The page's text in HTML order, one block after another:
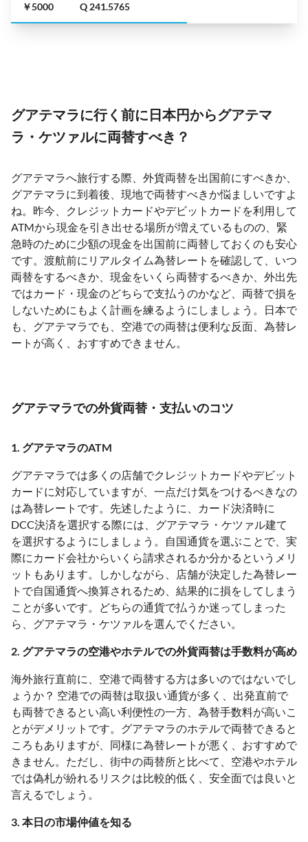
￥5000 Q 241.5765
グアテマラに行く前に日本円からグアテマ
ラ・ケツァルに両替すべき？
グアテマラへ旅行する際、外貨両替を出国前にすべきか、
グアテマラに到着後、現地で両替すべきか悩ましいですよ
ね。昨今、クレジットカードやデビットカードを利用して
ATMから現金を引き出せる場所が増えているものの、緊
急時のために少額の現金を出国前に両替しておくのも安心
です。渡航前にリアルタイム為替レートを確認して、いつ
両替をするべきか、現金をいくら両替するべきか、外出先
ではカード・現金のどちらで支払うのかなど、両替で損を
しないためにもよく計画を練るようにしましょう。日本で
も、グアテマラでも、空港での両替は便利な反面、為替レ
ートが高く、おすすめできません。
グアテマラでの外貨両替・支払いのコツ
1. グアテマラのATM
グアテマラでは多くの店舗でクレジットカードやデビット
カードに対応していますが、一点だけ気をつけるべきなの
は為替レートです。先述したように、カード決済時に
DCC決済を選択する際には、グアテマラ・ケツァル建て
を選択するようにしましょう。自国通貨を選ぶことで、実
際にカード会社からいくら請求されるか分かるというメリ
ットもあります。しかしながら、店舗が決定した為替レー
トで自国通貨へ換算されるため、結果的に損をしてしまう
ことが多いです。どちらの通貨で払うか迷ってしまった
ら、グアテマラ・ケツァルを選んでください。
2. グアテマラの空港やホテルでの外貨両替は手数料が高め
海外旅行直前に、空港で両替する方は多いのではないでし
ょうか？ 空港での両替は取扱い通貨が多く、出発直前で
も両替できるとい高い利便性の一方、為替手数料が高いこ
とがデメリットです。グアテマラのホテルで両替できると
ころもありますが、同様に為替レートが悪く、おすすめで
きません。ただし、街中の両替所と比べて、空港やホテル
では偽札が紛れるリスクは比較的低く、安全面では良いと
言えるでしょう。
3. 本日の市場仲値を知る